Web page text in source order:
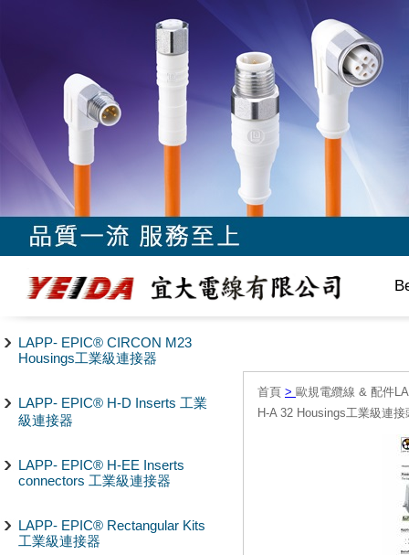
LAPP- EPIC® CIRCON M23
Housings工業級連接器
LAPP- EPIC® H-D Inserts 工業
級連接器
LAPP- EPIC® H-EE Inserts
connectors 工業級連接器
LAPP- EPIC® Rectangular Kits
工業級連接器
首頁 > 歐規電纜線 & 配件
H-A 32 Housings工業級連接